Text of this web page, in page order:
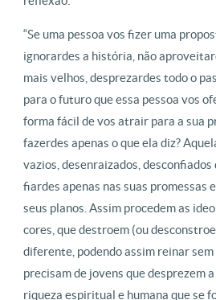
“Se uma pessoa vos fizer uma
ignorardes a história, não
mais velhos, desprezardes todo o
para o futuro que essa pessoa vos
forma fácil de vos atrair para a sua
fazerdes apenas o que ela diz?
vazios, desenraizados, desconfiados
fiardes apenas nas suas promessas
seus planos. Assim procedem as
cores, que destroem (ou
diferente, podendo assim reinar sem
precisam de jovens que desprezem
riqueza espiritual e humana que se